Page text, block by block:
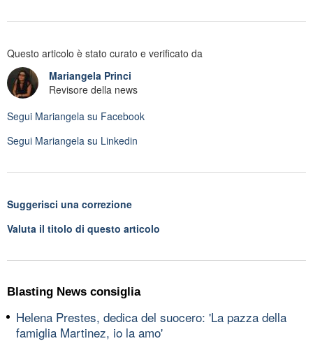
Questo articolo è stato curato e verificato da
Mariangela Princi
Revisore della news
Segui Mariangela su Facebook
Segui Mariangela su Linkedin
Suggerisci una correzione
Valuta il titolo di questo articolo
Blasting News consiglia
Helena Prestes, dedica del suocero: 'La pazza della
famiglia Martinez, io la amo'